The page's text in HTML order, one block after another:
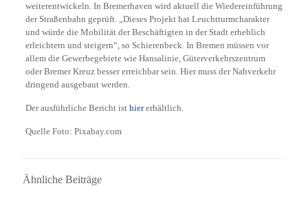
weiterentwickeln. In Bremerhaven wird aktuell die Wiedereinführung
der Straßenbahn geprüft. „Dieses Projekt hat Leuchtturmcharakter
und würde die Mobilität der Beschäftigten in der Stadt erheblich
erleichtern und steigern“, so Schierenbeck. In Bremen müssen vor
allem die Gewerbegebiete wie Hansalinie, Güterverkehrszentrum
oder Bremer Kreuz besser erreichbar sein. Hier muss der Nahverkehr
dringend ausgebaut werden.
Der ausführliche Bericht ist hiererhältlich.
Quelle Foto: Pixabay.com
Ähnliche Beiträge